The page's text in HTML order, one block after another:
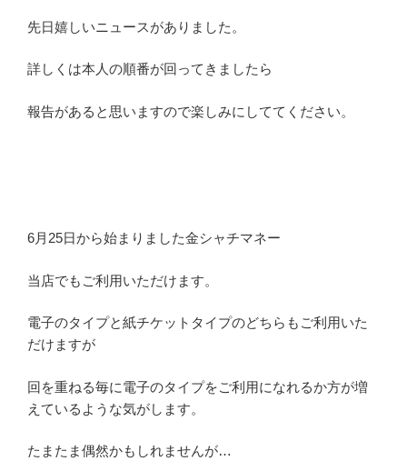
先日嬉しいニュースがありました。
詳しくは本人の順番が回ってきましたら
報告があると思いますので楽しみにしててください。
6月25日から始まりました金シャチマネー
当店でもご利用いただけます。
電子のタイプと紙チケットタイプのどちらもご利用いた
だけますが
回を重ねる毎に電子のタイプをご利用になれるか方が増
えているような気がします。
たまたま偶然かもしれませんが…